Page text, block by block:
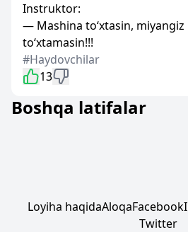
Instruktor:
— Mashina to‘xtasin, miyangiz
to‘xtamasin!!!
#Haydovchilar
13
Boshqa latifalar
Loyiha haqidaAloqaFacebook
Twitter